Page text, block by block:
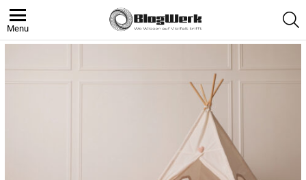
Menu